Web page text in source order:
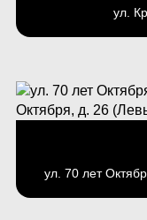
ул.
ул. 70 лет